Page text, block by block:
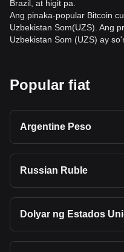
Brazil, at higit pa.
Ang pinaka-popular Bitcoin
Uzbekistan Som(UZS). Ang
Uzbekistan Som (UZS) ay
Popular fiat
Argentine Peso
Russian Ruble
Dolyar ng Estados